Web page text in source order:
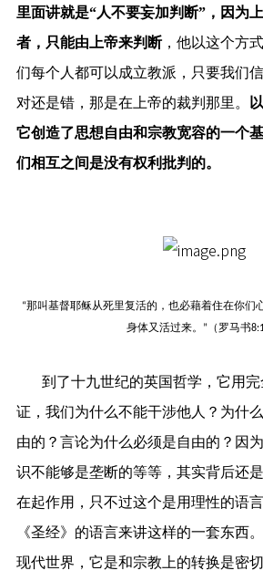
里面讲就是“人不要妄加判断”，因为
者，只能由上帝来判断，他以这个方
们每个人都可以成立教派，只要我们
对还是错，那是在上帝的裁判那里。
它创造了思想自由和宗教宽容的一个
们相互之间是没有权利批判的。
“那叫基督耶稣从死里复活的，也必藉着住在你们
身体又活过来。”（罗马书
到了十九世纪的英国哲学，它用
证，我们为什么不能干涉他人？为什
由的？言论为什么必须是自由的？因
识不能够是垄断的等等，其实背后还
在起作用，只不过这个是用理性的语
《圣经》的语言来讲这样的一套东西
现代世界，它是和宗教上的转换是密